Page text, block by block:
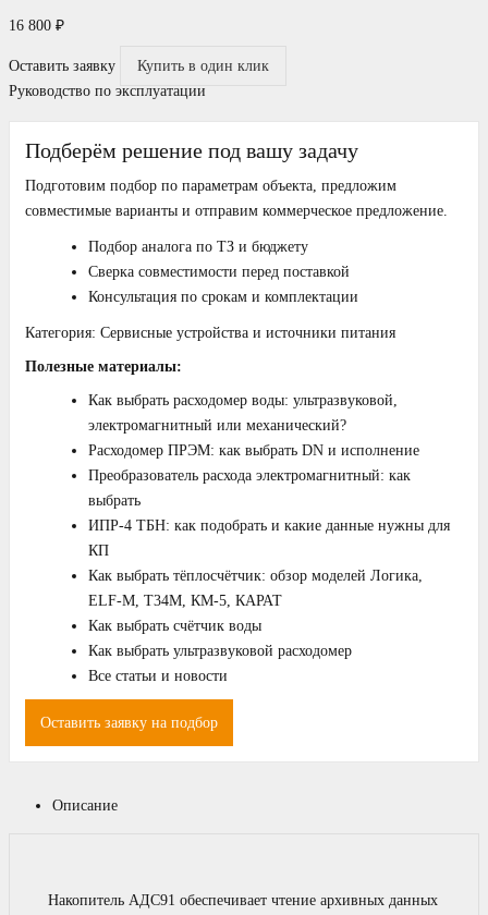
16 800 ₽
Оставить заявку
Купить в один клик
Руководство по эксплуатации
Подберём решение под вашу задачу
Подготовим подбор по параметрам объекта, предложим
совместимые варианты и отправим коммерческое предложение.
Подбор аналога по ТЗ и бюджету
Сверка совместимости перед поставкой
Консультация по срокам и комплектации
Категория: Сервисные устройства и источники питания
Полезные материалы:
Как выбрать расходомер воды: ультразвуковой,
электромагнитный или механический?
Расходомер ПРЭМ: как выбрать DN и исполнение
Преобразователь расхода электромагнитный: как
выбрать
ИПР‑4 ТБН: как подобрать и какие данные нужны для
КП
Как выбрать тёплосчётчик: обзор моделей Логика,
ELF‑M, T34M, КМ‑5, КАРАТ
Как выбрать счётчик воды
Как выбрать ультразвуковой расходомер
Все статьи и новости
Оставить заявку на подбор
Описание
Накопитель АДС91 обеспечивает чтение архивных данных